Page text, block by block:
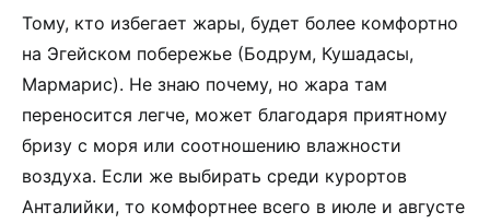
Тому, кто избегает жары, будет более комфортно
на Эгейском побережье (Бодрум, Кушадасы,
Мармарис). Не знаю почему, но жара там
переносится легче, может благодаря приятному
бризу с моря или соотношению влажности
воздуха. Если же выбирать среди курортов
Анталийки, то комфортнее всего в июле и августе